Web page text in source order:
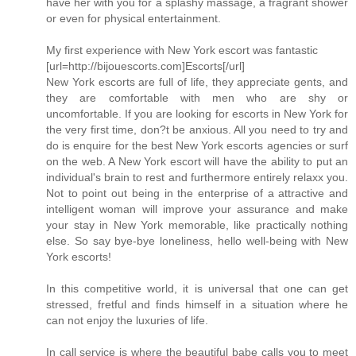
or even for physical entertainment.
My first experience with New York escort was fantastic
[url=http://bijouescorts.com]Escorts[/url]
New York escorts are full of life, they appreciate gents, and
they are comfortable with men who are shy or
uncomfortable. If you are looking for escorts in New York for
the very first time, don?t be anxious. All you need to try and
do is enquire for the best New York escorts agencies or surf
on the web. A New York escort will have the ability to put an
individual's brain to rest and furthermore entirely relaxx you.
Not to point out being in the enterprise of a attractive and
intelligent woman will improve your assurance and make
your stay in New York memorable, like practically nothing
else. So say bye-bye loneliness, hello well-being with New
York escorts!
In this competitive world, it is universal that one can get
stressed, fretful and finds himself in a situation where he
can not enjoy the luxuries of life.
In call service is where the beautiful babe calls you to meet